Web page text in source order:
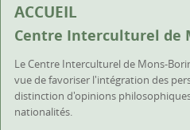
ACCUEIL
Centre Interculturel de
Le Centre Interculturel de Mons-
vue de favoriser l'intégration des
distinction d'opinions
nationalités.